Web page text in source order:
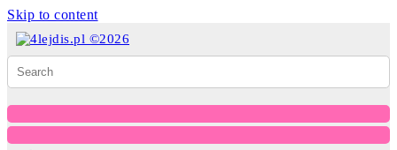
Skip to content